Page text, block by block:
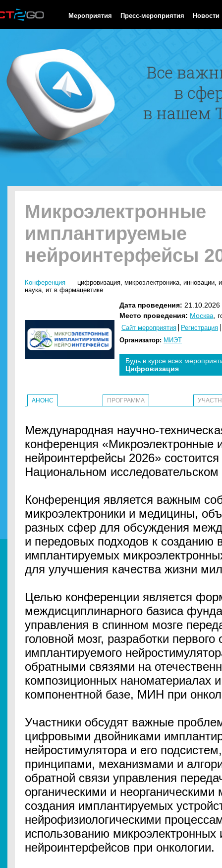
Мероприятия Пресс-мероприятия Новости
Микроэлектронные
имплантируемые
нейроинтерфейсы
Конференция цифровизация, микроэлектроника, инновации,
наука, ит в фармацевтике
Дата проведения:
Место проведения: Москва ,
Сайт мероприятия
Регистрация
Организатор: МИЭТ
Будь в курсе всех
Цифровизация
АНОНС ПРОГРАММА
Международная научно-
конференция «Микроэлектронные
нейроинтерфейсы 2026»
Национальном
Конференция является важным
микроэлектроники и медицины,
разных сфер для обсуждения
и передовых подходов к созданию
имплантируемых
для улучшения качества жизни
Целью конференции является
междисциплинарного базиса
управления в спинном мозге
головной мозг, разработки первого
имплантируемого
обратными связями на
композиционных наноматериалах
компонентной базе, МИН при
Участники обсудят важные
цифровыми двойниками
нейростимулятора и его
принципами, механизмами и
обратной связи управления
органическими и
создания имплантируемых
нейрофизиологическими
использованию
нейроинтерфейсов при онкологии.